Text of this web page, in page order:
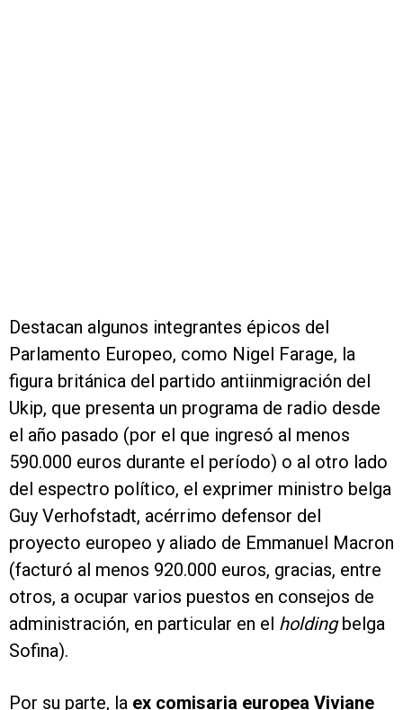
Destacan algunos integrantes épicos del
Parlamento Europeo, como Nigel Farage, la
figura británica del partido antiinmigración del
Ukip, que presenta un programa de radio desde
el año pasado (por el que ingresó al menos
590.000 euros durante el período) o al otro lado
del espectro político, el exprimer ministro belga
Guy Verhofstadt, acérrimo defensor del
proyecto europeo y aliado de Emmanuel Macron
(facturó al menos 920.000 euros, gracias, entre
otros, a ocupar varios puestos en consejos de
administración, en particular en el holdingbelga
Sofina).
Por su parte, la ex comisaria europea Viviane